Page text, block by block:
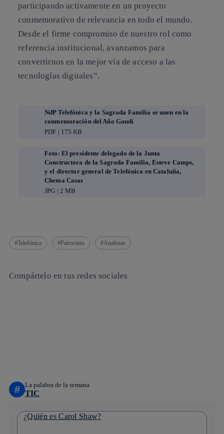
participando activamente en un proyecto
conmemorativo de relevancia en todo el mundo.
Desde el firme compromiso de nuestro rol como
referencia institucional, avanzamos para
convertirnos en la mejor vía de acceso a las
tecnologías digitales”.
NdP Telefónica y la Sagrada Familia se unen en la
conmemoración del Año Gaudí
PDF | 175 KB
Foto: El presidente delegado de la Junta
Constructora de la Sagrada Familia, Esteve Camps,
y el director general de Telefónica en Cataluña,
Chema Casas
JPG | 2 MB
Telefónica Patrocinio Analistas
Compártelo en tus redes sociales
# La palabra de la semana
TIC
¿Quién es Carol Shaw?